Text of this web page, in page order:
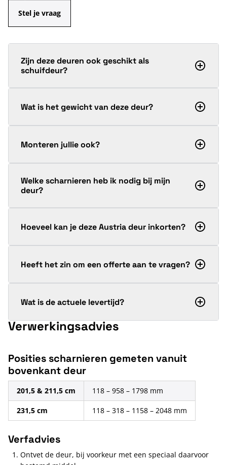
Stel je vraag
Zijn deze deuren ook geschikt als
schuifdeur?
Wat is het gewicht van deze deur?
Monteren jullie ook?
Welke scharnieren heb ik nodig bij mijn
deur?
Hoeveel kan je deze Austria deur inkorten?
Heeft het zin om een offerte aan te vragen?
Wat is de actuele levertijd?
Verwerkingsadvies
Posities scharnieren gemeten vanuit
bovenkant deur
201,5 & 211,5 cm 118 – 958 – 1798 mm
231,5 cm 118 – 318 – 1158 – 2048 mm
Verfadvies
Ontvet de deur, bij voorkeur met een speciaal daarvoor